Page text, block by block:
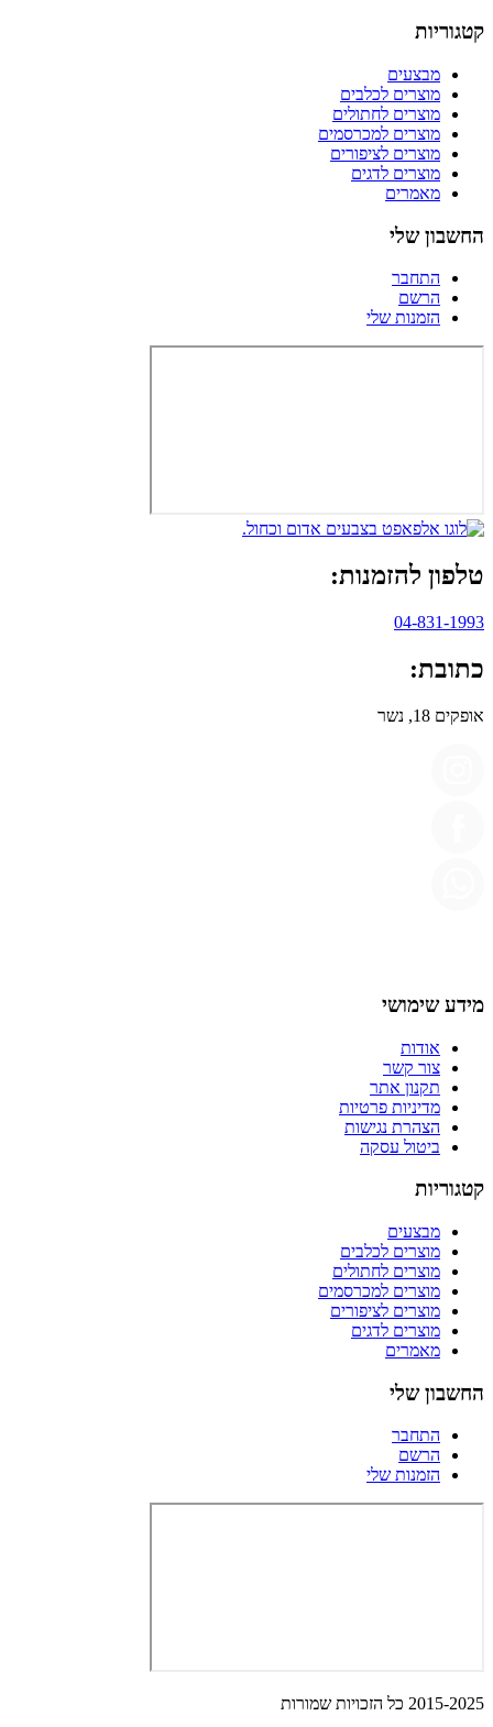
קטגוריות
מבצעים
מוצרים לכלבים
מוצרים לחתולים
מוצרים למכרסמים
מוצרים לציפורים
מוצרים לדגים
מאמרים
החשבון שלי
התחבר
הרשם
הזמנות שלי
טלפון להזמנות:
04-831-1993
כתובת:
אופקים 18, נשר
מידע שימושי
אודות
צור קשר
תקנון אתר
מדיניות פרטיות
הצהרת נגישות
ביטול עסקה
קטגוריות
מבצעים
מוצרים לכלבים
מוצרים לחתולים
מוצרים למכרסמים
מוצרים לציפורים
מוצרים לדגים
מאמרים
החשבון שלי
התחבר
הרשם
הזמנות שלי
2015-2025 כל הזכויות שמורות